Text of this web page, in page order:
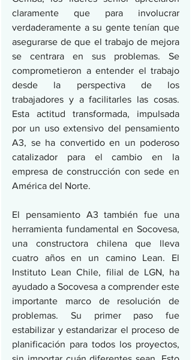
claramente que para involucrar
verdaderamente a su gente tenían que
asegurarse de que el trabajo de mejora
se centrara en sus problemas. Se
comprometieron a entender el trabajo
desde la perspectiva de los
trabajadores y a facilitarles las cosas.
Esta actitud transformada, impulsada
por un uso extensivo del pensamiento
A3, se ha convertido en un poderoso
catalizador para el cambio en la
empresa de construcción con sede en
América del Norte.
El pensamiento A3 también fue una
herramienta fundamental en Socovesa,
una constructora chilena que lleva
cuatro años en un camino Lean. El
Instituto Lean Chile, filial de LGN, ha
ayudado a Socovesa a comprender este
importante marco de resolución de
problemas. Su primer paso fue
estabilizar y estandarizar el proceso de
planificación para todos los proyectos,